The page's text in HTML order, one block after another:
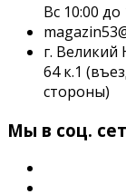
Вс 10:00 до
г. Великий
64 к.1
стороны)
Мы в соц.